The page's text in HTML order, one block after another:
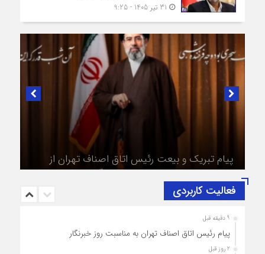
در لبیک به تصمیم سرنوشت‌ساز مجلس خبرگان رهبری؛
پیام تبریک و بیعت رئیس اتاق اصناف تهران از
طرف اصناف و بازاریان با مقام معظّم رهبری،
حضرت آیت‌الله سید مجتبی خامنه‌ای (حفظه‌الله)
فعالیت کاربردی
9 دقیقه قبل
پیام رئیس اتاق اصناف تهران به مناسبت روز خبرنگار
2 روز قبل